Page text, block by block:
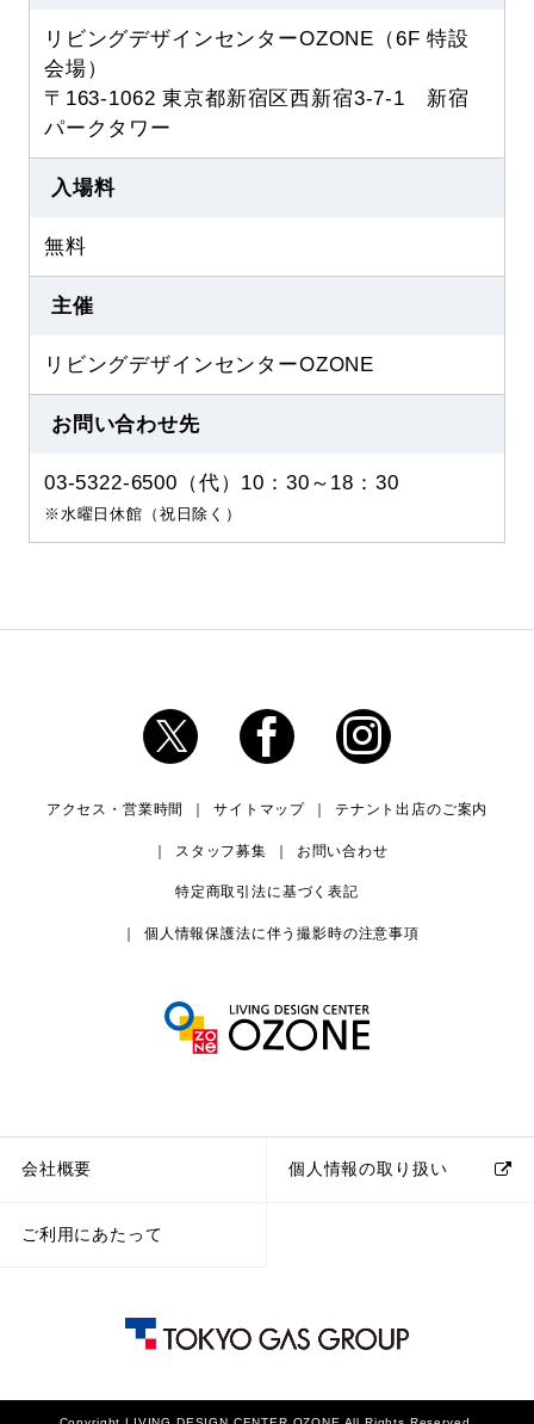
リビングデザインセンターOZONE（6F 特設
会場）
〒163-1062 東京都新宿区西新宿3-7-1 新宿
パークタワー
入場料
無料
主催
リビングデザインセンターOZONE
お問い合わせ先
03-5322-6500（代）10：30～18：30
※水曜日休館（祝日除く）
アクセス・営業時間 サイトマップ テナント出店のご案内
スタッフ募集 お問い合わせ
特定商取引法に基づく表記
個人情報保護法に伴う撮影時の注意事項
会社概要 個人情報の取り扱い
ご利用にあたって